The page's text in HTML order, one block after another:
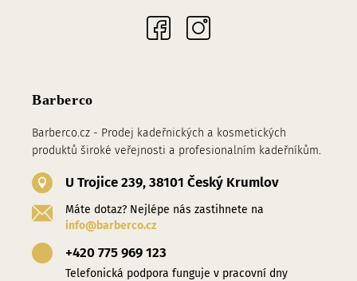
Barberco
Barberco.cz - Prodej kadeřnických a kosmetických
produktů široké veřejnosti a profesionalním kadeřníkům.
U Trojice 239, 38101 Český Krumlov
Máte dotaz? Nejlépe nás zastihnete na
info@barberco.cz
+420 775 969 123
Telefonická podpora funguje v pracovní dny